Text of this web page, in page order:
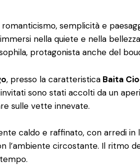
semplicità e
nella quiete e nella
protagonista anche del
, presso la caratteristica Baita
sono stati accolti da un
sulle vette innevate.
caldo e raffinato, con arredi
circostante. Il ritmo